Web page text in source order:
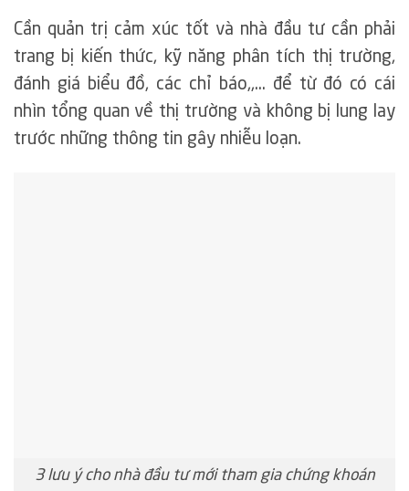
Cần quản trị cảm xúc tốt và nhà đầu tư cần phải
trang bị kiến thức, kỹ năng phân tích thị trường,
đánh giá biểu đồ, các chỉ báo,,… để từ đó có cái
nhìn tổng quan về thị trường và không bị lung lay
trước những thông tin gây nhiễu loạn.
3 lưu ý cho nhà đầu tư mới tham gia chứng khoán